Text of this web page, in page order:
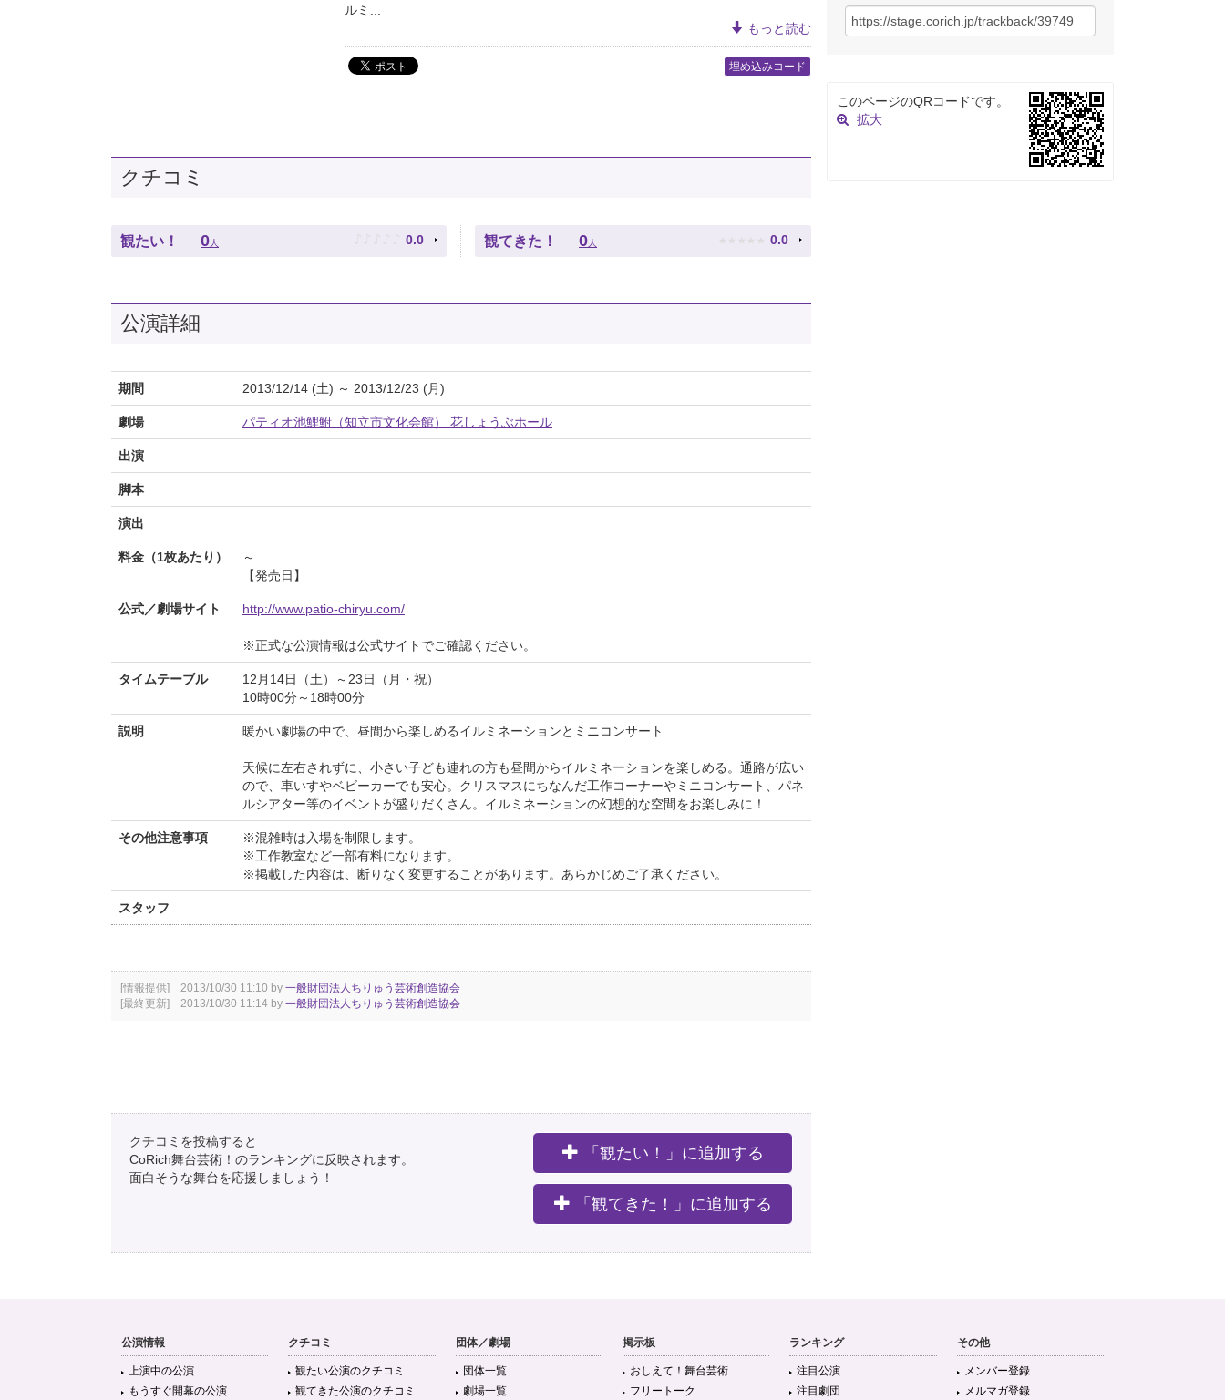
ルミ...
もっと読む
埋め込みコード
クチコミ
観たい！ 0 人 ♪ ♪ ♪ ♪ ♪ 0.0 観てきた！ 0 人 ★ ★ ★ ★ ★ 0.0
公演詳細
期間 2013/12/14 (土) ～ 2013/12/23 (月)
劇場 パティオ池鯉鮒（知立市文化会館） 花しょうぶホール
出演
脚本
演出
料金（1枚あたり）
～
【発売日】
公式／劇場サイト http://www.patio-chiryu.com/
※正式な公演情報は公式サイトでご確認ください。
タイムテーブル
12月14日（土）～23日（月・祝）
10時00分～18時00分
説明 暖かい劇場の中で、昼間から楽しめるイルミネーションとミニコンサート
天候に左右されずに、小さい子ども連れの方も昼間からイルミネーションを楽しめる。通路が広い
ので、車いすやベビーカーでも安心。クリスマスにちなんだ工作コーナーやミニコンサート、パネ
ルシアター等のイベントが盛りだくさん。イルミネーションの幻想的な空間をお楽しみに！
その他注意事項
※混雑時は入場を制限します。
※工作教室など一部有料になります。
※掲載した内容は、断りなく変更することがあります。あらかじめご了承ください。
スタッフ
[情報提供] 2013/10/30 11:10 by 一般財団法人ちりゅう芸術創造協会
[最終更新] 2013/10/30 11:14 by 一般財団法人ちりゅう芸術創造協会
クチコミを投稿すると
CoRich舞台芸術！のランキングに反映されます。
面白そうな舞台を応援しましょう！
「観たい！」に追加する
「観てきた！」に追加する
このページのQRコードです。
拡大
公演情報
上演中の公演
もうすぐ開幕の公演
クチコミ
観たい公演のクチコミ
観てきた公演のクチコミ
団体／劇場
団体一覧
劇場一覧
掲示板
おしえて！舞台芸術
フリートーク
ランキング
注目公演
注目劇団
その他
メンバー登録
メルマガ登録